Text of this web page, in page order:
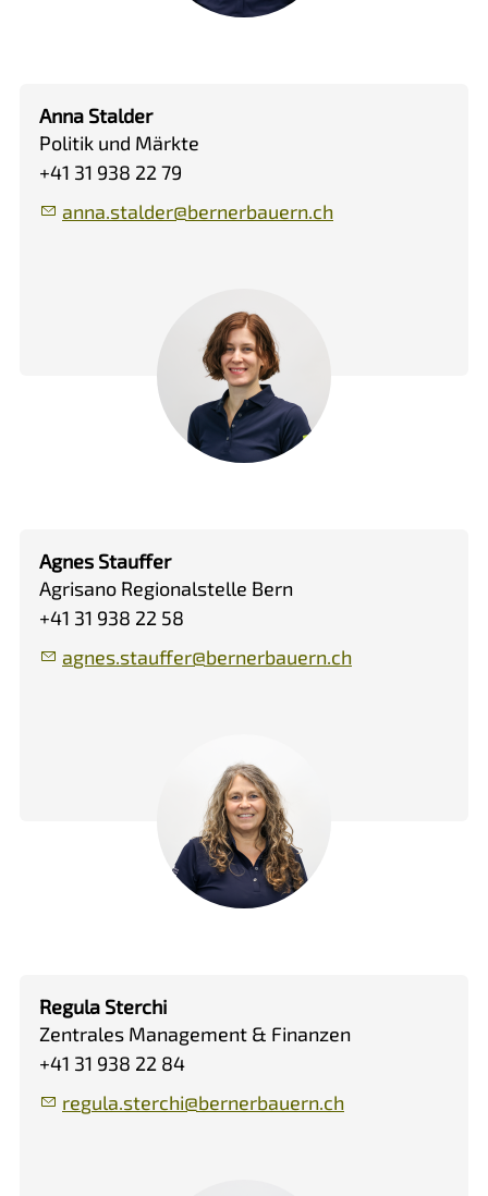
Anna Stalder
Politik und Märkte
+41 31 938 22 79
nn
st ld r b rn rb rn ch
Agnes Stauffer
Agrisano Regionalstelle Bern
+41 31 938 22 58
gn s st ff r b rn rb rn ch
Regula Sterchi
Zentrales Management & Finanzen
+41 31 938 22 84
r g l st rch b rn rb rn ch